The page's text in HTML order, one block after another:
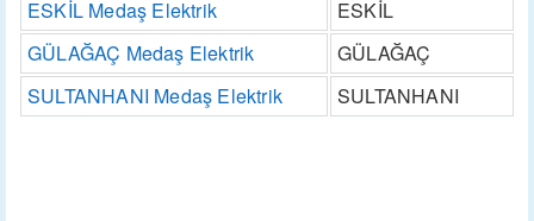
ESKİL Medaş Elektrik
ESKİL
GÜLAĞAÇ Medaş Elektrik
GÜLAĞAÇ
SULTANHANI Medaş Elektrik
SULTANHANI